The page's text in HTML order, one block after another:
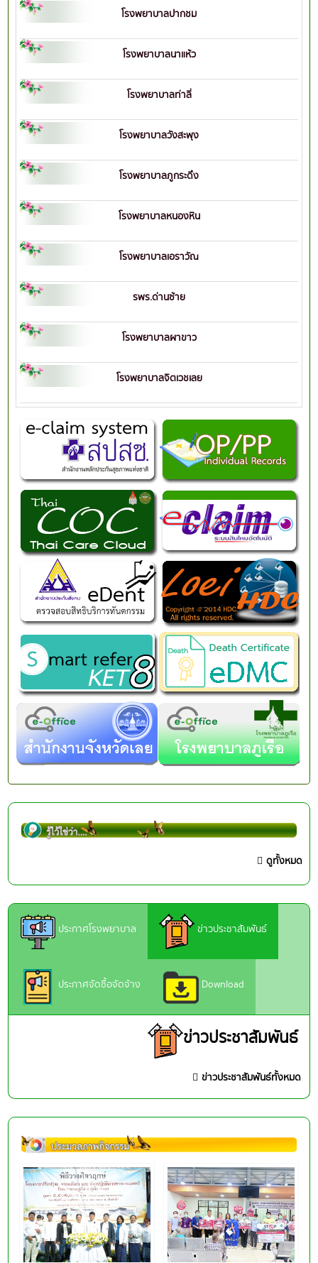
โรงพยาบาลปากชม
โรงพยาบาลนาแห้ว
โรงพยาบาลท่าลี่
โรงพยาบาลวังสะพุง
โรงพยาบาลภูกระดึง
โรงพยาบาลหนองหิน
โรงพยาบาลเอราวัณ
รพร.ด่านซ้าย
โรงพยาบาลผาขาว
โรงพยาบาลจิตเวชเลย
ดูทั้งหมด
ประกาศโรงพยาบาล ข่าวประชาสัมพันธ์
ประกาศจัดซื้อจัดจ้าง Download
ข่าวประชาสัมพันธ์
ข่าวประชาสัมพันธ์ทั้งหมด